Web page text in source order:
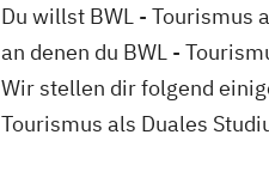
Du willst BWL - Tourismus
an denen du BWL -
Wir stellen dir folgend
Tourismus als Duales